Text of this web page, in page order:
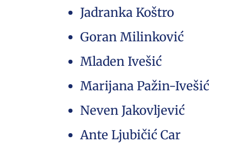
Jadranka Koštro
Goran Milinković
Mladen Ivešić
Marijana Pažin-Ivešić
Neven Jakovljević
Ante Ljubičić Car